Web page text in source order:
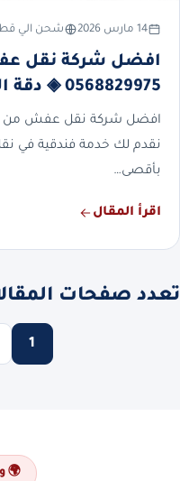
14 مارس 2026 شحن الي
افضل شركة نقل
0568829975 ◈ دقة العناية الفائقة
افضل شركة نقل عفش من
نقدم لك خدمة فندقية في
بأقصى…
اقرأ المقال
تعدد صفحات
1
🌍